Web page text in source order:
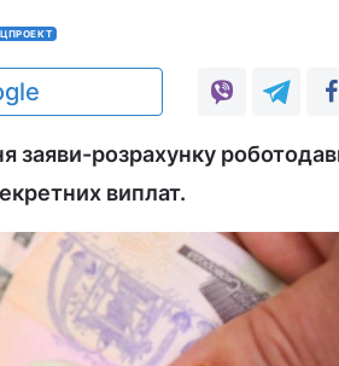
заяви-розрахунку
виплат.